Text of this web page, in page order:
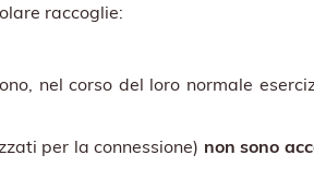
raccoglie:
nel corso del loro normale
per la connessione) non sono